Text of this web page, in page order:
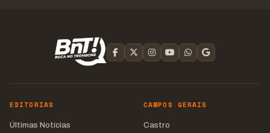
EDITORIAS
Últimas Notícias
CAMPOS GERAIS
Castro